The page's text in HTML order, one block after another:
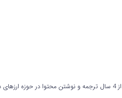
یک کریپتو آنالیست سابقه بیش از 4 سال ترجمه و